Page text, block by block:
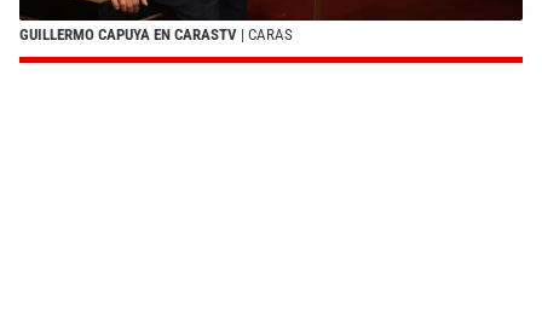
GUILLERMO CAPUYA EN CARASTV | CARAS